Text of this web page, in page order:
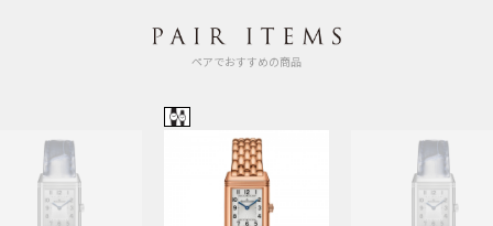
ペアでおすすめの商品